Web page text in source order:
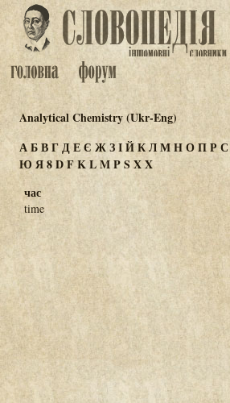
Analytical Chemistry (Ukr-Eng)
АБВГДЕЄ ЖЗІЙКЛМНОПР
Ю Я8DFKLMPS XΧ
час
time